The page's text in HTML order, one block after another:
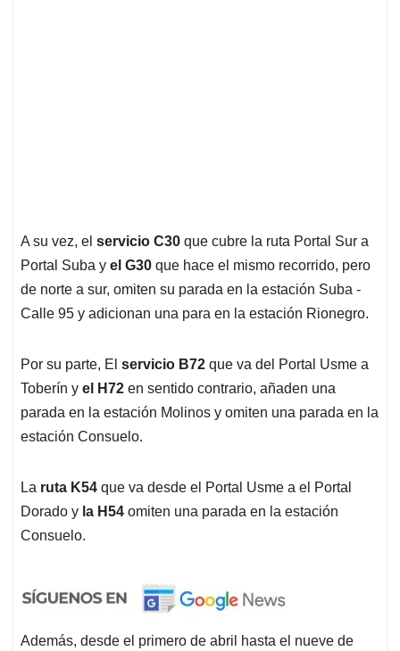
A su vez, el servicio C30 que cubre la ruta Portal Sur a
Portal Suba y el G30 que hace el mismo recorrido, pero
de norte a sur, omiten su parada en la estación Suba -
Calle 95 y adicionan una para en la estación Rionegro.
Por su parte, El servicio B72 que va del Portal Usme a
Toberín y el H72 en sentido contrario, añaden una
parada en la estación Molinos y omiten una parada en la
estación Consuelo.
La ruta K54 que va desde el Portal Usme a el Portal
Dorado y la H54 omiten una parada en la estación
Consuelo.
Además, desde el primero de abril hasta el nueve de